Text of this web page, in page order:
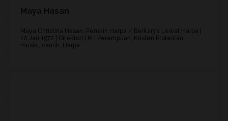
Maya Hasan
Maya Christina Hasan, Pemain Harpa / Berkarya Lewat Harpa |
10 Jan 1972 | Direktori | M | Perempuan, Kristen Protestan, ,
musisi, cantik, Harpa